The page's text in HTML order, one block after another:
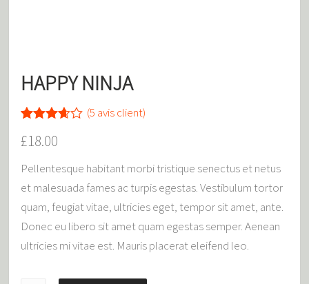
HAPPY NINJA
3.60
basé
notations
(5 avis client)
£18.00
Pellentesque habitant morbi tristique senectus et netus
et malesuada fames ac turpis egestas. Vestibulum tortor
quam, feugiat vitae, ultricies eget, tempor sit amet, ante.
Donec eu libero sit amet quam egestas semper. Aenean
ultricies mi vitae est. Mauris placerat eleifend leo.